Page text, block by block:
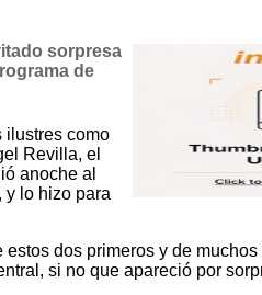
sorpresa
de
ilustres como
Revilla, el
anoche al
y lo hizo para
dos primeros y de
si no que apareció por